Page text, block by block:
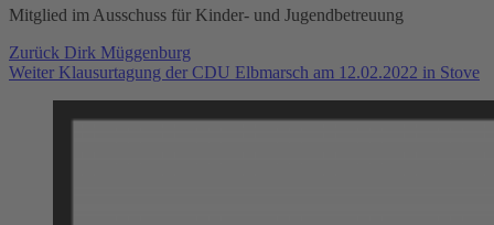
Mitglied im Ausschuss für Kinder- und Jugendbetreuung
Beitragsnavigation
Zurück Vorheriger
Beitrag:
Dirk Müggenburg
Weiter Nächster
Klausurtagung der CDU Elbmarsch am 12.02.2022 in Stove